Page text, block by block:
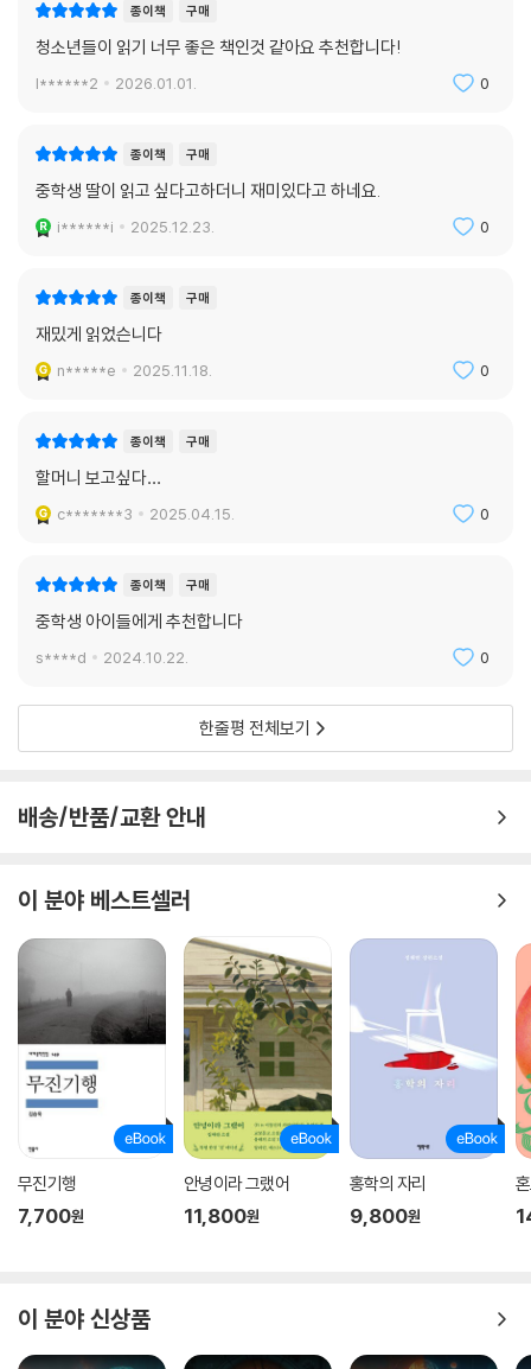
종이책 구매
청소년들이 읽기 너무 좋은 책인것 같아요 추천합니다!
l******2 2026.01.01. 0
종이책 구매
중학생 딸이 읽고 싶다고하더니 재미있다고 하네요.
i******i 2025.12.23. 0
종이책 구매
재밌게 읽었슨니다
n*****e 2025.11.18. 0
종이책 구매
할머니 보고싶다…
c*******3 2025.04.15. 0
종이책 구매
중학생 아이들에게 추천합니다
s****d 2024.10.22. 0
한줄평 전체보기
배송/반품/교환 안내
이 분야 베스트셀러
무진기행
7,700원
안녕이라 그랬어
11,800원
홍학의 자리
9,800원
이 분야 신상품